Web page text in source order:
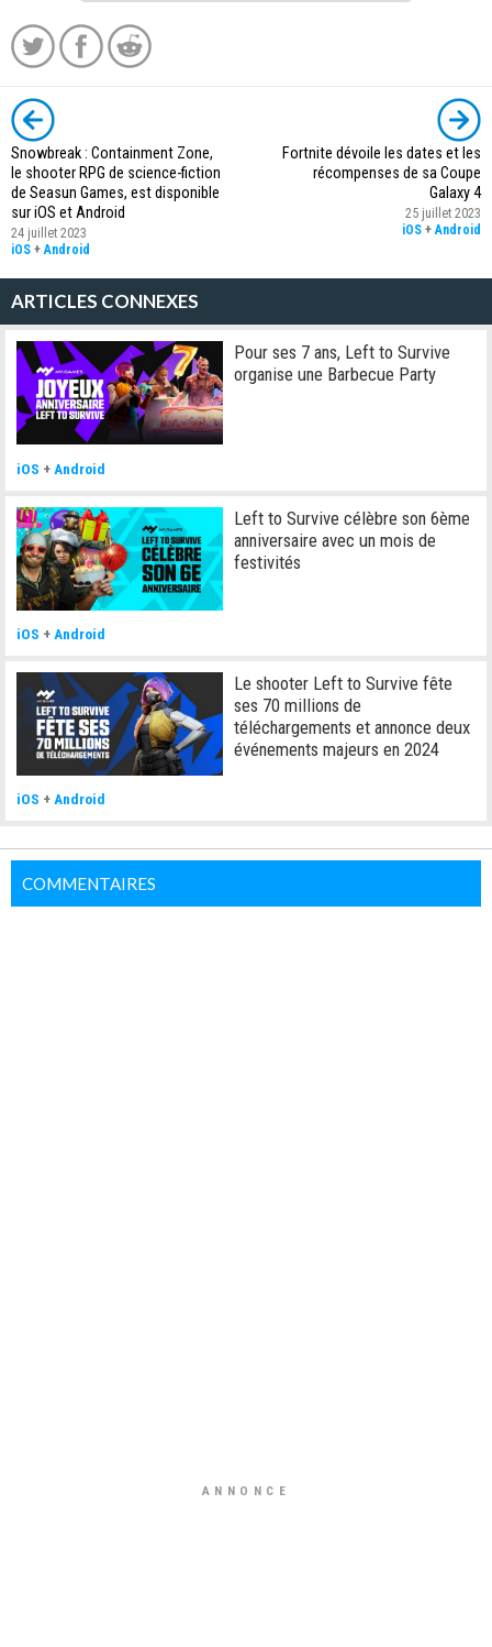
Snowbreak : Containment Zone,
le shooter RPG de science-fiction
de Seasun Games, est disponible
sur iOS et Android
24 juillet 2023
iOS +Android
Fortnite dévoile les dates et les
récompenses de sa Coupe
Galaxy 4
25 juillet 2023
iOS +Android
ARTICLES CONNEXES
Pour ses 7 ans, Left to Survive
organise une Barbecue Party
iOS + Android
Left to Survive célèbre son 6ème
anniversaire avec un mois de
festivités
iOS + Android
Le shooter Left to Survive fête
ses 70 millions de
téléchargements et annonce deux
événements majeurs en 2024
iOS + Android
COMMENTAIRES
ANNONCE